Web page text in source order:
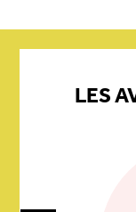
LES